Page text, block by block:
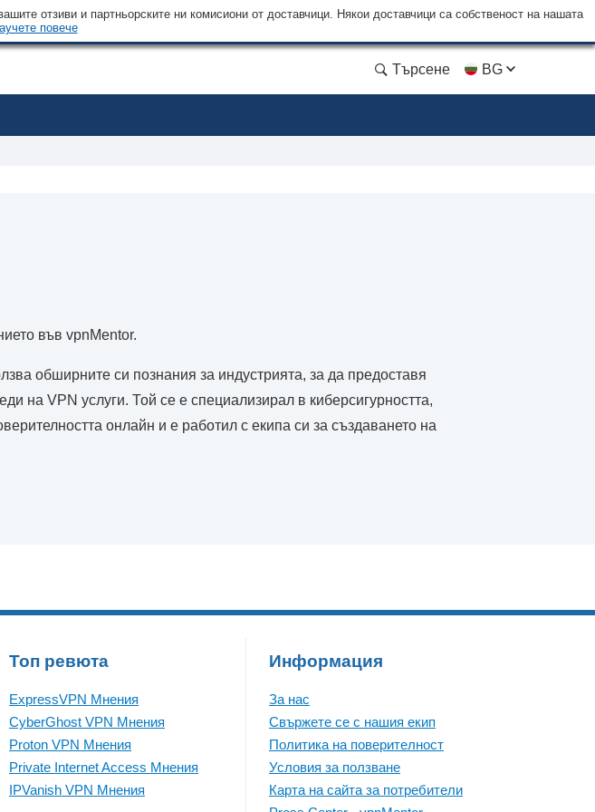
отзиви и партньорските ни комисиони от доставчици. Някои доставчици са собственост на нашата
повече
Търсене BG
във vpnMentor.
обширните си познания за индустрията, за да предоставя
на VPN услуги. Той се е специализирал в киберсигурността,
онлайн и е работил с екипа си за създаването на
Топ ревюта
ExpressVPN Mнения
CyberGhost VPN Mнения
Proton VPN Mнения
Private Internet Access Mнения
IPVanish VPN Mнения
Информация
За нас
Свържете се с нашия екип
Политика на поверителност
Условия за ползване
Карта на сайта за потребители